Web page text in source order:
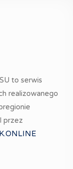
to serwis
realizowanego
przez